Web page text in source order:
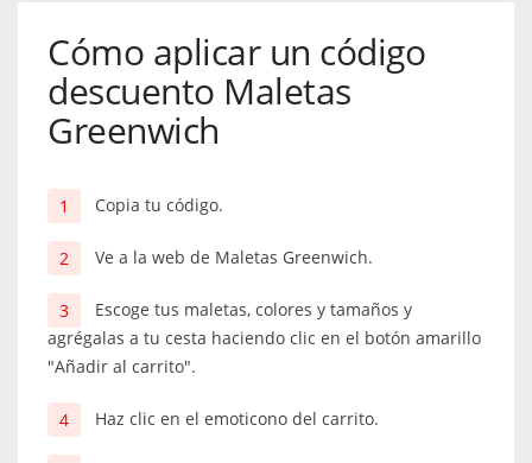
Cómo aplicar un código
descuento Maletas
Greenwich
Copia tu código.
Ve a la web de Maletas Greenwich.
Escoge tus maletas, colores y tamaños y
agrégalas a tu cesta haciendo clic en el botón amarillo
"Añadir al carrito".
Haz clic en el emoticono del carrito.